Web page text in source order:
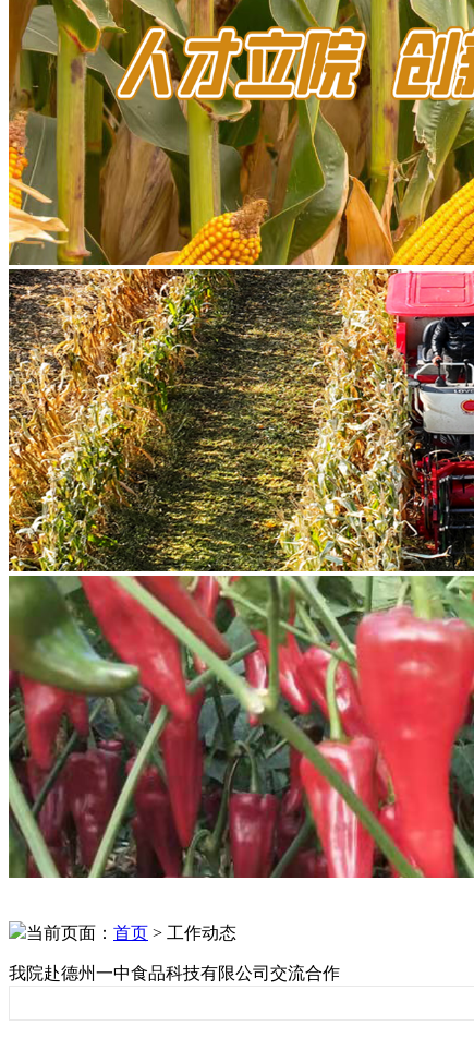
当前页面： 首页 > 工作动态
我院赴德州一中食品科技有限公司交流合作